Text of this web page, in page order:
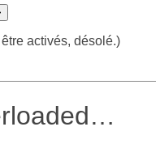
activés, désolé.)